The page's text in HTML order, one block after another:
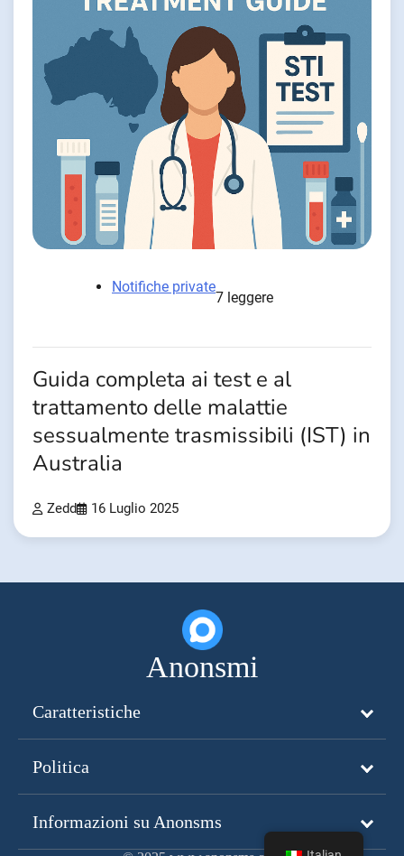
Notifiche private
7 leggere
Guida completa ai test e al
trattamento delle malattie
sessualmente trasmissibili (IST) in
Australia
Zedd 16 Luglio 2025
Anonsmi
Caratteristiche
Politica
Informazioni su Anonsms